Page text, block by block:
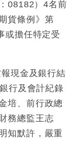
08182）4名前
貨條例》第
或擔任特定受
現金及銀行結
行及會計紀錄
培、前行政總
務總監王志
知默許，嚴重